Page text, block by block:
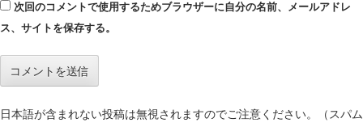
次回のコメントで使用するためブラウザーに自分の名前、メールアドレ
ス、サイトを保存する。
日本語が含まれない投稿は無視されますのでご注意ください。（スパム